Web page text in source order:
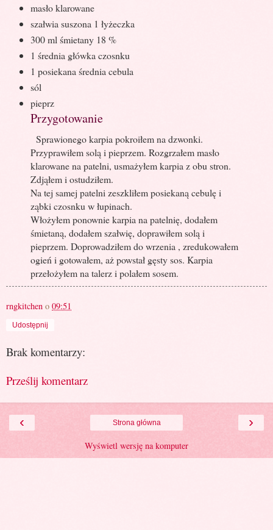
masło klarowane
szałwia suszona 1 łyżeczka
300 ml śmietany 18 %
1 średnia główka czosnku
1 posiekana średnia cebula
sól
pieprz
Przygotowanie
Sprawionego karpia pokroiłem na dzwonki.
Przyprawiłem solą i pieprzem. Rozgrzałem masło
klarowane na patelni, usmażyłem karpia z obu stron.
Zdjąłem i ostudziłem.
Na tej samej patelni zeszkliłem posiekaną cebulę i
ząbki czosnku w łupinach.
Włożyłem ponownie karpia na patelnię, dodałem
śmietaną, dodałem szałwię, doprawiłem solą i
pieprzem. Doprowadziłem do wrzenia , zredukowałem
ogień i gotowałem, aż powstał gęsty sos. Karpia
przełożyłem na talerz i polałem sosem.
rngkitchen o 09:51
Udostępnij
Brak komentarzy:
Prześlij komentarz
‹ ›
Strona główna
Wyświetl wersję na komputer